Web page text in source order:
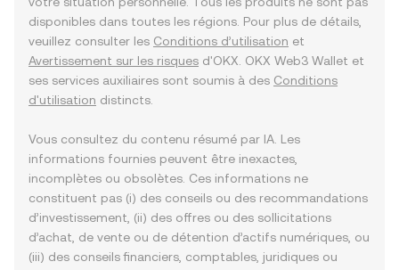
disponibles dans toutes les régions. Pour plus de détails,
veuillez consulter les Conditions d’utilisation et
Avertissement sur les risques d'OKX. OKX Web3 Wallet et
ses services auxiliaires sont soumis à des Conditions
d'utilisation distincts.
Vous consultez du contenu résumé par IA. Les
informations fournies peuvent être inexactes,
incomplètes ou obsolètes. Ces informations ne
constituent pas (i) des conseils ou des recommandations
d’investissement, (ii) des offres ou des sollicitations
d’achat, de vente ou de détention d’actifs numériques, ou
(iii) des conseils financiers, comptables, juridiques ou